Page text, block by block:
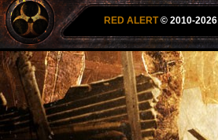
RED ALERT © 2010-2026